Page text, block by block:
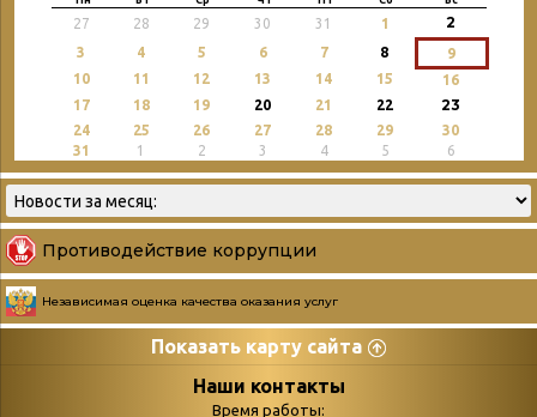
27 28 29 30 31 1 2
3 4 5 6 7 8
9
10
11 12 13 14 15
16
17
18 19 20 21 22 23
24 25 26 27 28 29
30
31
1 2 3 4 5 6
Противодействие коррупции
Независимая оценка качества оказания услуг
Показать карту сайта
СтраницыНаши контакты
Время работы: